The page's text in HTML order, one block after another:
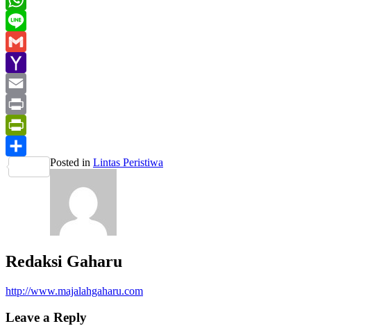
WhatsApp
Line
Gmail
Yahoo
Mail
Email
Print
PrintFriendly
Share
Posted in Lintas Peristiwa
Redaksi Gaharu
http://www.majalahgaharu.com
Leave a Reply